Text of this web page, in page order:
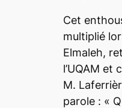
Cet
multiplié
Elmaleh,
l’UQAM et
M.
parole : «